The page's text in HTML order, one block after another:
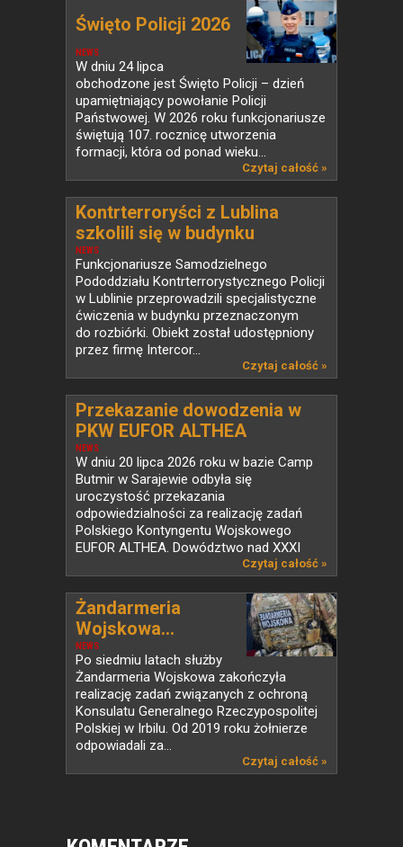
NEWS
Święto Policji 2026
W dniu 24 lipca
obchodzone jest Święto Policji – dzień
upamiętniający powołanie Policji
Państwowej. W 2026 roku funkcjonariusze
świętują 107. rocznicę utworzenia
formacji, która od ponad wieku...
Czytaj całość »
NEWS
Kontrterroryści z Lublina
szkolili się w budynku
przeznaczonym do rozbiórki
Funkcjonariusze Samodzielnego
Pododdziału Kontrterrorystycznego Policji
w Lublinie przeprowadzili specjalistyczne
ćwiczenia w budynku przeznaczonym
do rozbiórki. Obiekt został udostępniony
przez firmę Intercor...
Czytaj całość »
NEWS
Przekazanie dowodzenia w
PKW EUFOR ALTHEA
W dniu 20 lipca 2026 roku w bazie Camp
Butmir w Sarajewie odbyła się
uroczystość przekazania
odpowiedzialności za realizację zadań
Polskiego Kontyngentu Wojskowego
EUFOR ALTHEA. Dowództwo nad XXXI
Czytaj całość »
NEWS
Żandarmeria
Wojskowa...
Po siedmiu latach służby
Żandarmeria Wojskowa zakończyła
realizację zadań związanych z ochroną
Konsulatu Generalnego Rzeczypospolitej
Polskiej w Irbilu. Od 2019 roku żołnierze
odpowiadali za...
Czytaj całość »